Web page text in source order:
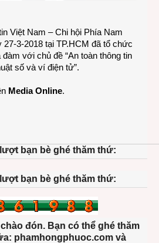
Việt Nam – Chi hội Phía Nam
3-2018 tại TP.HCM đã tổ chức
với chủ đề “An toàn thông tin
số và ví điện tử”.
Media Online.
bạn bè ghé thăm thứ:
bạn bè ghé thăm thứ:
đón. Bạn có thể ghé thăm
phamhongphuoc.com và